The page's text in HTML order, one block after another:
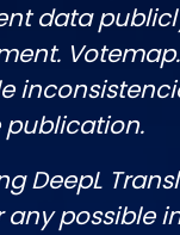
data
publication.
DeepL
possible